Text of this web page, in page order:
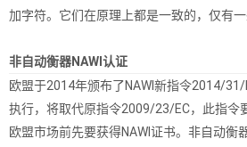
加字符。它们在原理上都是一致的，仅有一
非自动衡器NAWI认证
欧盟于2014年颁布了NAWI新指令2014/
执行，将取代原指令2009/23/EC，此指令
欧盟市场前先要获得NAWI证书。非自动衡